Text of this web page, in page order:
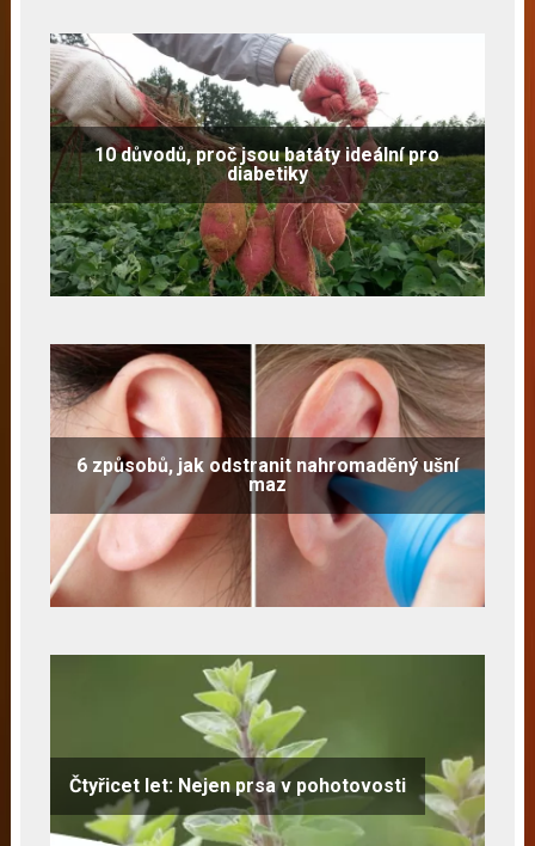
10 důvodů, proč jsou batáty ideální pro
diabetiky
6 způsobů, jak odstranit nahromaděný ušní
maz
Čtyřicet let: Nejen prsa v pohotovosti